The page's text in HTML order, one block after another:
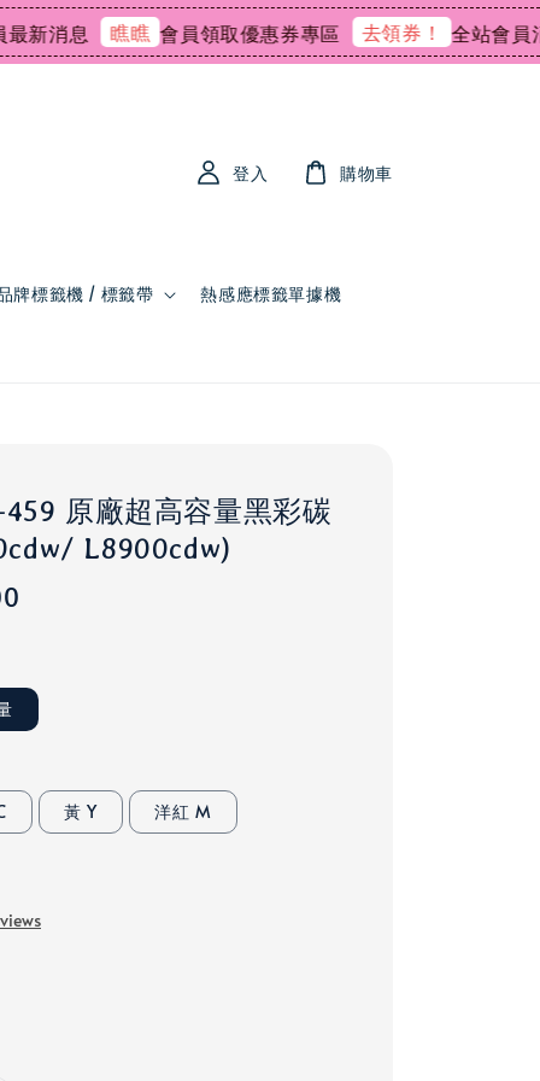
消息 瞧瞧 會員領取優惠券專區 去領券！ 全站會員消
牌標籤機 / 標籤帶 熱感應標籤單據機
登入 購物車
原廠超高容量黑彩碳
L8900cdw)
黃 Y 洋紅 M